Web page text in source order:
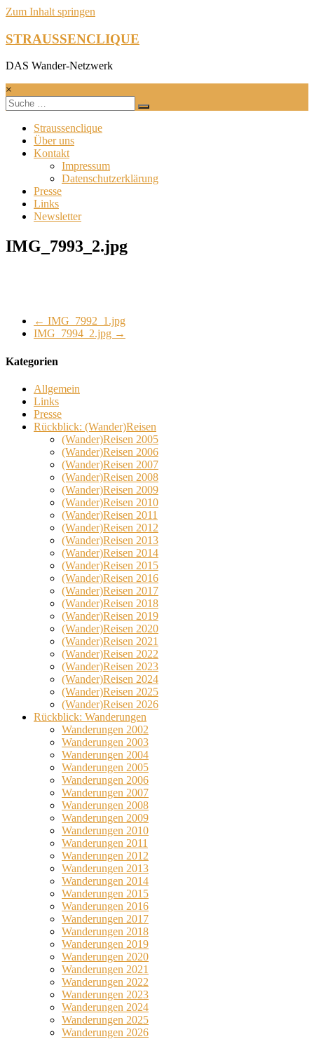
Zum Inhalt springen
STRAUSSENCLIQUE
DAS Wander-Netzwerk
×
Straussenclique
Über uns
Kontakt
Impressum
Datenschutzerklärung
Presse
Links
Newsletter
IMG_7993_2.jpg
← IMG_7992_1.jpg
IMG_7994_2.jpg →
Kategorien
Allgemein
Links
Presse
Rückblick: (Wander)Reisen
(Wander)Reisen 2005
(Wander)Reisen 2006
(Wander)Reisen 2007
(Wander)Reisen 2008
(Wander)Reisen 2009
(Wander)Reisen 2010
(Wander)Reisen 2011
(Wander)Reisen 2012
(Wander)Reisen 2013
(Wander)Reisen 2014
(Wander)Reisen 2015
(Wander)Reisen 2016
(Wander)Reisen 2017
(Wander)Reisen 2018
(Wander)Reisen 2019
(Wander)Reisen 2020
(Wander)Reisen 2021
(Wander)Reisen 2022
(Wander)Reisen 2023
(Wander)Reisen 2024
(Wander)Reisen 2025
(Wander)Reisen 2026
Rückblick: Wanderungen
Wanderungen 2002
Wanderungen 2003
Wanderungen 2004
Wanderungen 2005
Wanderungen 2006
Wanderungen 2007
Wanderungen 2008
Wanderungen 2009
Wanderungen 2010
Wanderungen 2011
Wanderungen 2012
Wanderungen 2013
Wanderungen 2014
Wanderungen 2015
Wanderungen 2016
Wanderungen 2017
Wanderungen 2018
Wanderungen 2019
Wanderungen 2020
Wanderungen 2021
Wanderungen 2022
Wanderungen 2023
Wanderungen 2024
Wanderungen 2025
Wanderungen 2026